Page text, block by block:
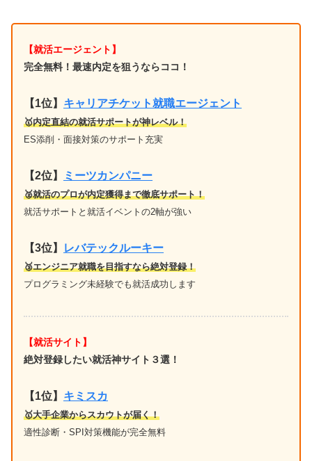
【就活エージェント】
完全無料！最速内定を狙うならココ！
【1位】 キャリアチケット就職エージェント
🥇内定直結の就活サポートが神レベル！
ES添削・面接対策のサポート充実
【2位】 ミーツカンパニー
🥈就活のプロが内定獲得まで徹底サポート！
就活サポートと就活イベントの2軸が強い
【3位】 レバテックルーキー
🥉エンジニア就職を目指すなら絶対登録！
プログラミング未経験でも就活成功します
【就活サイト】
絶対登録したい就活神サイト３選！
【1位】 キミスカ
🥇大手企業からスカウトが届く！
適性診断・SPI対策機能が完全無料